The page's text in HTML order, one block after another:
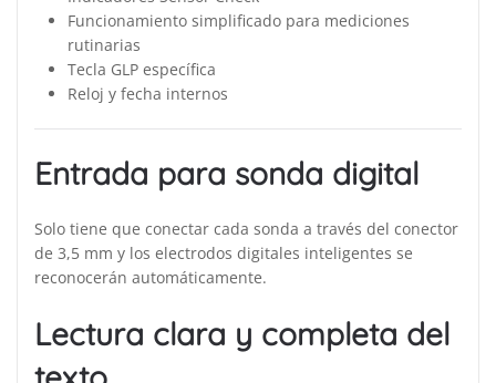
Funcionamiento simplificado para mediciones
rutinarias
Tecla GLP específica
Reloj y fecha internos
Entrada para sonda digital
Solo tiene que conectar cada sonda a través del conector
de 3,5 mm y los electrodos digitales inteligentes se
reconocerán automáticamente.
Lectura clara y completa del